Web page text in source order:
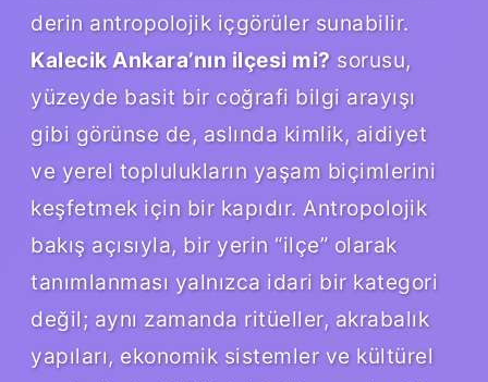
derin antropolojik içgörüler sunabilir.
Kalecik Ankara’nın ilçesi mi?sorusu,
yüzeyde basit bir coğrafi bilgi arayışı
gibi görünse de, aslında kimlik, aidiyet
ve yerel toplulukların yaşam biçimlerini
keşfetmek için bir kapıdır. Antropolojik
bakış açısıyla, bir yerin “ilçe” olarak
tanımlanması yalnızca idari bir kategori
değil; aynı zamanda ritüeller, akrabalık
yapıları, ekonomik sistemler ve kültürel